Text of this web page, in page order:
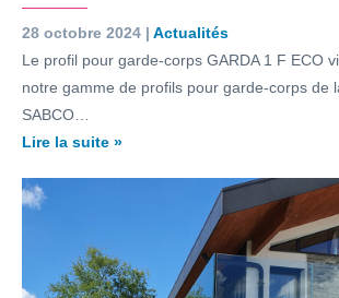
28 octobre 2024 | Actualités
Le profil pour garde-corps GARDA 1 F ECO
notre gamme de profils pour garde-corps de
SABCO…
Lire la suite »